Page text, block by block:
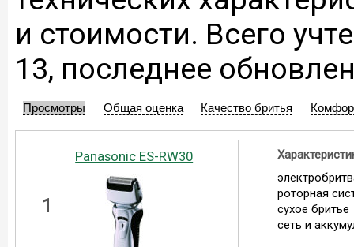
и стоимости. Всего
13, последнее
Просмотры Общая оценка Качество бритья
1
Panasonic ES-RW30
роторная
сухое бритье
сеть и